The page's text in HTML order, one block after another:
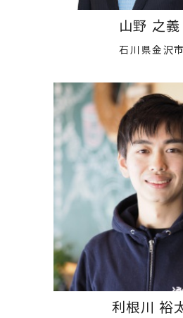
山野 之義
石川県金沢
利根川 裕